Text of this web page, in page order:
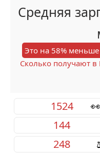
Средняя
Это на 58% меньше
Сколько получают в
1524
144
248